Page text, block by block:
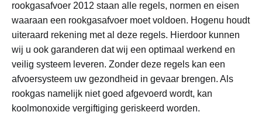
rookgasafvoer 2012 staan alle regels, normen en eisen
waaraan een rookgasafvoer moet voldoen. Hogenu houdt
uiteraard rekening met al deze regels. Hierdoor kunnen
wij u ook garanderen dat wij een optimaal werkend en
veilig systeem leveren. Zonder deze regels kan een
afvoersysteem uw gezondheid in gevaar brengen. Als
rookgas namelijk niet goed afgevoerd wordt, kan
koolmonoxide vergiftiging geriskeerd worden.